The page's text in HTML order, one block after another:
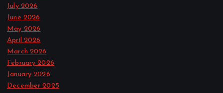
July 2026
June 2026
May 2026
April 2026
March 2026
February 2026
January 2026
December 2025